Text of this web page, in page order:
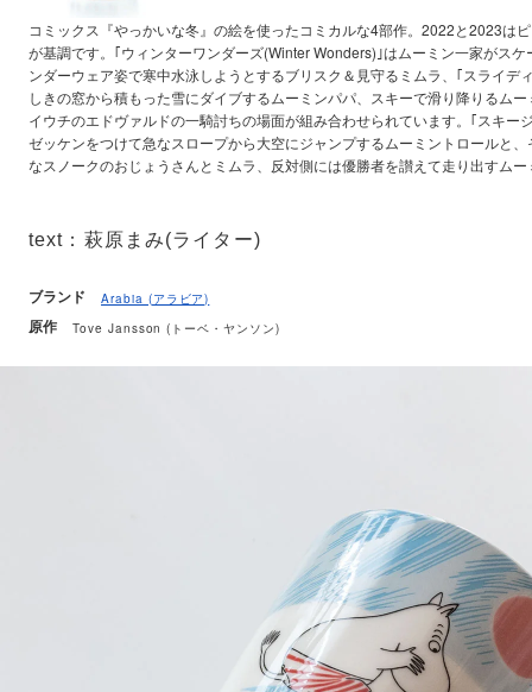
コミックス『やっかいな冬』の絵を使ったコミカルな4部作。2022と2023は
が基調です。｢ウィンターワンダーズ(Winter Wonders)｣はムーミン一家がス
ンダーウェア姿で寒中水泳しようとするブリスク＆見守るミムラ、｢スライデ
しきの窓から積もった雪にダイブするムーミンパパ、スキーで滑り降りるム
イウチのエドヴァルドの一騎討ちの場面が組み合わせられています。｢スキー
ゼッケンをつけて急なスロープから大空にジャンプするムーミントロールと
なスノークのおじょうさんとミムラ、反対側には優勝者を讃えて走り出すム
text：萩原まみ(ライター)
ブランド Arabia (アラビア)
原作 Tove Jansson (トーベ・ヤンソン)